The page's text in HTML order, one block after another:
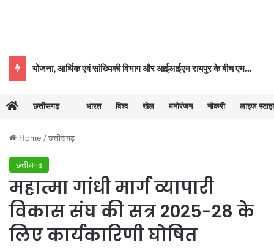
योजना, आर्थिक एवं सांख्यिकी विभाग और आईआईएम रायपुर के बीच एमओयू
छत्तीसगढ़ भारत विश्व खेल मनोरंजन नौकरी लाइफ
Home /छत्तीसगढ़
छत्तीसगढ़
महात्मा गांधी मार्ग व्यापारी
विकास संघ की सत्र 2025-28 के
लिए कार्यकारिणी घोषित